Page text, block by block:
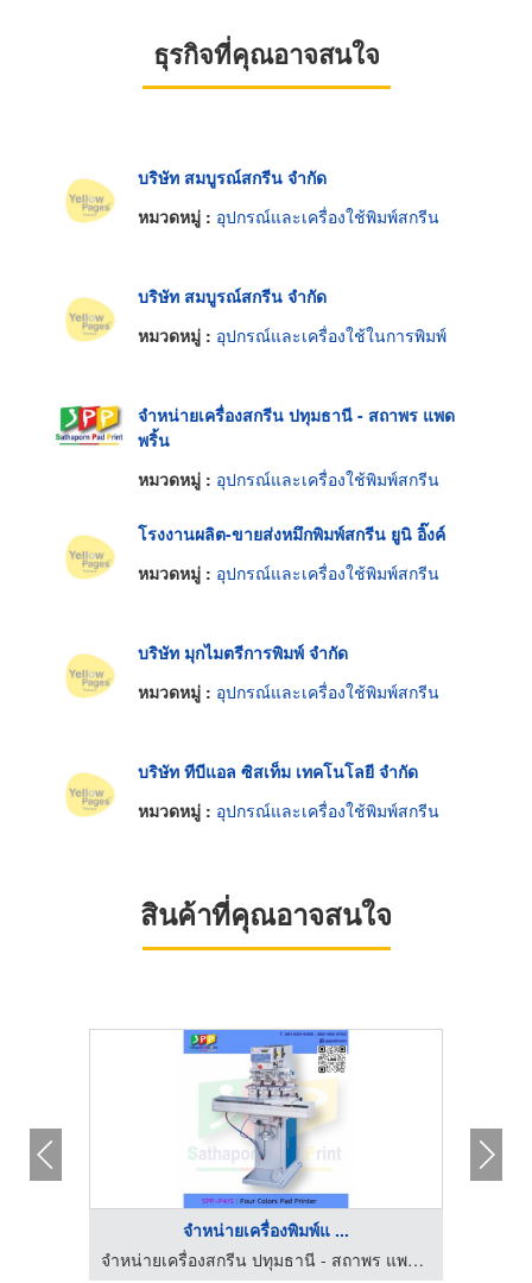
ธุรกิจที่คุณอาจสนใจ
บริษัท สมบูรณ์สกรีน จำกัด
หมวดหมู่ : อุปกรณ์และเครื่องใช้พิมพ์สกรีน
บริษัท สมบูรณ์สกรีน จำกัด
หมวดหมู่ : อุปกรณ์และเครื่องใช้ในการพิมพ์
จำหน่ายเครื่องสกรีน ปทุมธานี - สถาพร แพด
พริ้น
หมวดหมู่ : อุปกรณ์และเครื่องใช้พิมพ์สกรีน
โรงงานผลิต-ขายส่งหมึกพิมพ์สกรีน ยูนิ อิ๊งค์
หมวดหมู่ : อุปกรณ์และเครื่องใช้พิมพ์สกรีน
บริษัท มุกไมตรีการพิมพ์ จำกัด
หมวดหมู่ : อุปกรณ์และเครื่องใช้พิมพ์สกรีน
บริษัท ทีบีแอล ซิสเท็ม เทคโนโลยี จำกัด
หมวดหมู่ : อุปกรณ์และเครื่องใช้พิมพ์สกรีน
สินค้าที่คุณอาจสนใจ
จำหน่ายเครื่องพิมพ์แ ...
จำหน่ายเครื่องสกรีน ปทุมธานี - สถาพร แพด พริ้น